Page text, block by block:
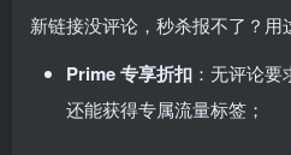
新链接没评论，秒杀报不了？用
Prime 专享折扣 ：无评论
还能获得专属流量标签；